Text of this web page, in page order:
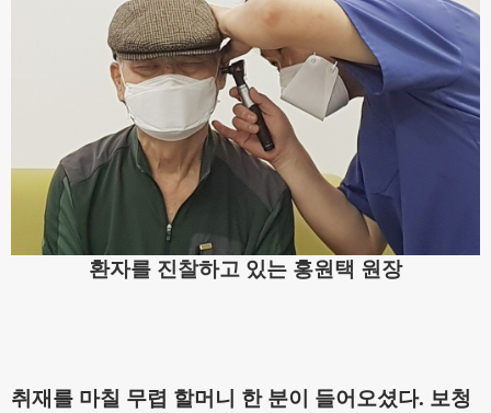
환자를 진찰하고 있는 홍원택 원장
취재를 마칠 무렵 할머니 한 분이 들어오셨다. 보청